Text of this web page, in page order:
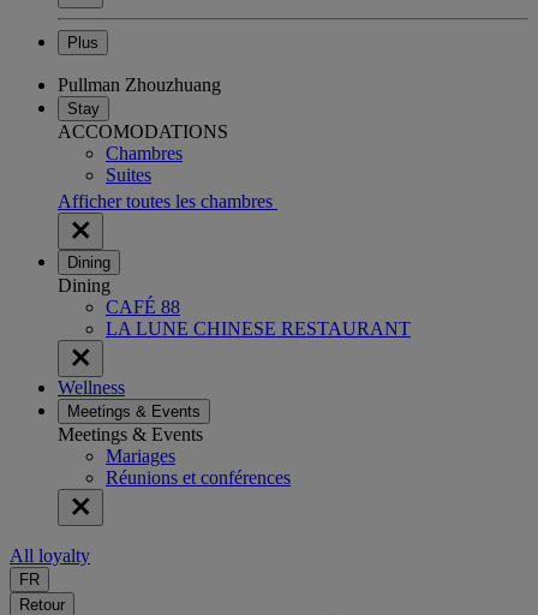
Plus
Pullman Zhouzhuang
Stay
ACCOMODATIONS
Chambres
Suites
Afficher toutes les chambres
Dining
Dining
CAFÉ 88
LA LUNE CHINESE RESTAURANT
Wellness
Meetings & Events
Meetings & Events
Mariages
Réunions et conférences
All loyalty
FR
Retour